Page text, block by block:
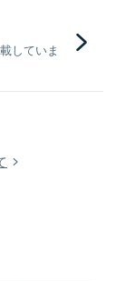
していま